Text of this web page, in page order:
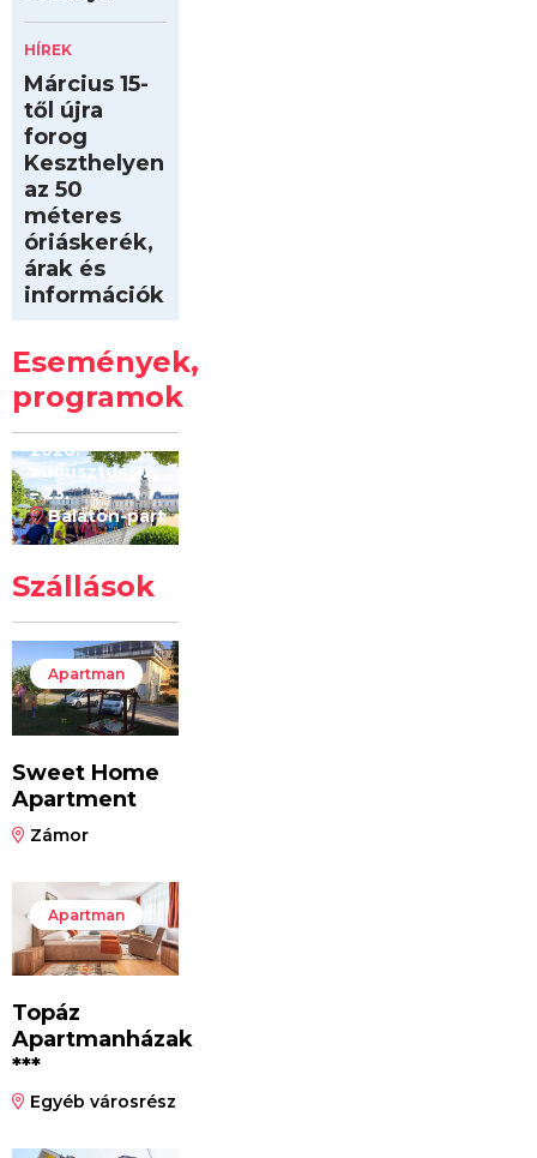
HÍREK
Március 15-
től újra
forog
Keszthelyen
az 50
méteres
óriáskerék,
árak és
információk
Események,
programok
Kilóméterek
2026
2026.
augusztus 22
– 23.
Balaton-part
Szállások
Apartman
Sweet Home
Apartment
Zámor
Apartman
Topáz
Apartmanházak
***
Egyéb városrész